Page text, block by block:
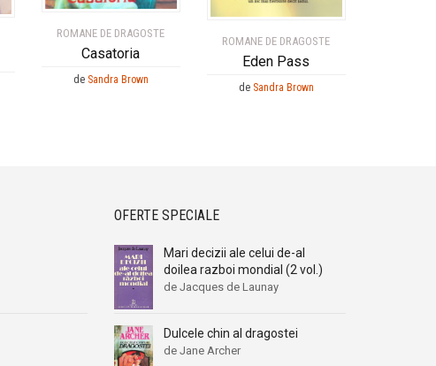
ROMANE DE DRAGOSTE
Casatoria
de Sandra Brown
ROMANE DE DRAGOSTE
Eden Pass
de Sandra Brown
OFERTE SPECIALE
Mari decizii ale celui de-al
doilea razboi mondial (2 vol.)
de Jacques de Launay
Dulcele chin al dragostei
de Jane Archer